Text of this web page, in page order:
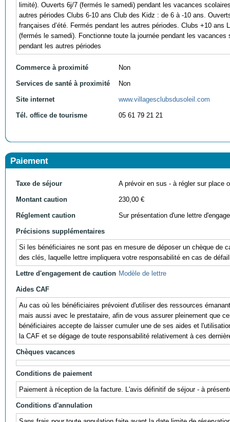
limité). Ouverts 6j/7 (fermés le samedi) pendant les vacances
autres périodes Clubs 6-10 ans Club des Kidz : de 6 à -10 ans.
françaises d’été. Fermés pendant les autres périodes. Clubs +10
(fermés le samedi). Fonctionne toute la journée pendant les
pendant les autres périodes
Commerce à proximité Non
Services de santé à proximité Non
Site internet www.villagesclubsdusoleil.com
Tél. office de tourisme 05 61 79 21 21
Paiement
Taxe de séjour A prévoir en sus - à régler sur place
Montant caution 230,00 €
Réglement caution Sur présentation d'une lettre
Précisions supplémentaires
Si les bénéficiaires ne sont pas en mesure de déposer un chèque de
des clés, laquelle lettre impliquera votre responsabilité en cas de
Lettre d'engagement de caution Modèle de lettre
Aides CAF
Au cas où les bénéficiaires prévoient d'utiliser des ressources
mais aussi avec le prestataire, afin de vous assurer pleinement que
bénéficiaires accepte de laisser cumuler une de ses aides et
la CAF et se dégage de toute responsabilité relativement à ces
Chèques vacances
Conditions de paiement
Paiement à réception de la facture. L'avis définitif de séjour - à
Conditions d'annulation